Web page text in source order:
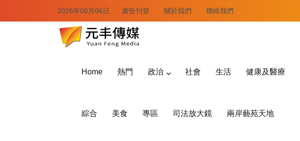
2026年08月06日 廣告刊登 關於我們 聯絡我們
Home 熱門 政治 社會 生活 健康及醫療
綜合 美食 專區 司法放大鏡 兩岸藝苑天地